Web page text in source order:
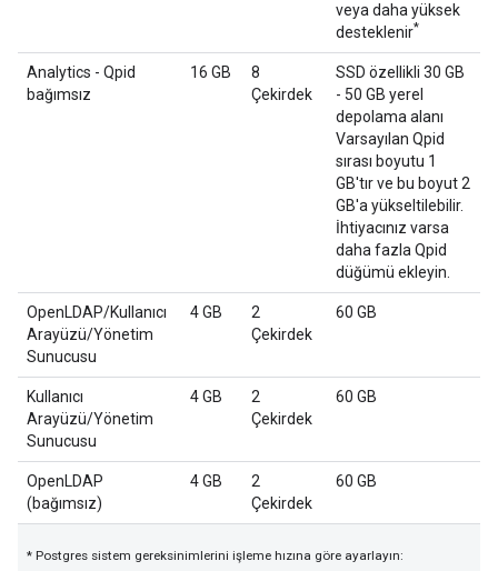
veya daha yüksek
desteklenir*
Analytics - Qpid
bağımsız
16 GB
8
Çekirdek
SSD özellikli 30 GB
- 50 GB yerel
depolama alanı
Varsayılan Qpid
sırası boyutu 1
GB'tır ve bu boyut 2
GB'a yükseltilebilir.
İhtiyacınız varsa
daha fazla Qpid
düğümü ekleyin.
OpenLDAP/Kullanıcı
Arayüzü/Yönetim
Sunucusu
4 GB
2
Çekirdek
60 GB
Kullanıcı
Arayüzü/Yönetim
Sunucusu
4 GB
2
Çekirdek
60 GB
OpenLDAP
(bağımsız)
4 GB
2
Çekirdek
60 GB
* Postgres sistem gereksinimlerini işleme hızına göre ayarlayın: